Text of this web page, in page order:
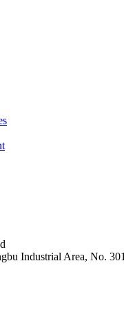
Industrial Area, No.